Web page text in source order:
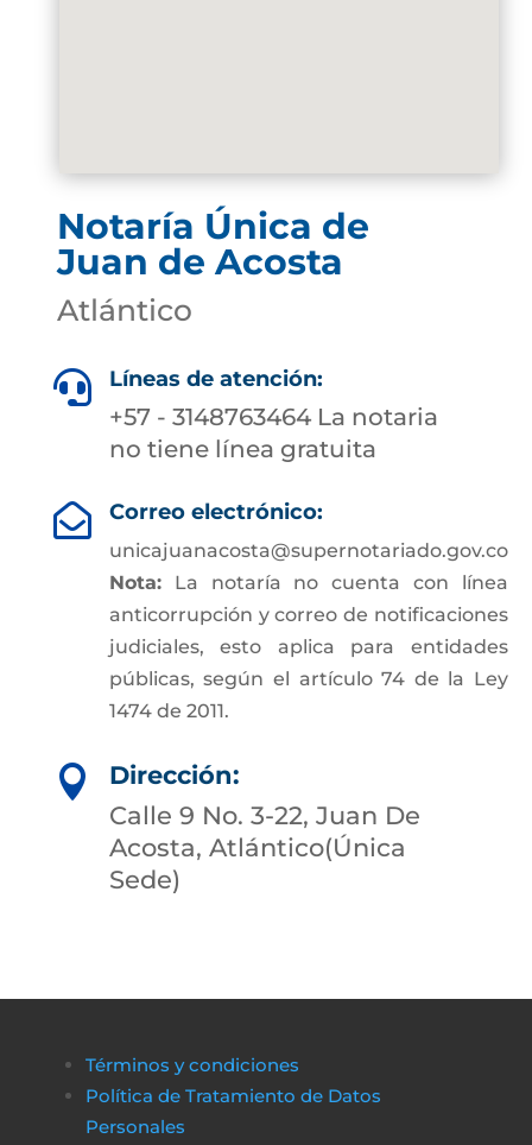
Notaría Única de
Juan de Acosta
Atlántico
 Líneas de atención:
+57 - 3148763464 La notaria
no tiene línea gratuita
 Correo electrónico:
unicajuanacosta@supernotariado.gov.co
Nota:La notaría no cuenta con línea
anticorrupción y correo de notificaciones
judiciales, esto aplica para entidades
públicas, según el artículo 74 de la Ley
1474 de 2011.

Dirección:
Calle 9 No. 3-22, Juan De
Acosta, Atlántico(Única
Sede)
Términos y condiciones
Política de Tratamiento de Datos
Personales